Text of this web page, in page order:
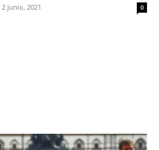
2 junio, 2021 0